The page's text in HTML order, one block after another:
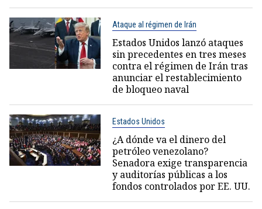
Ataque al régimen de Irán
Estados Unidos lanzó ataques
sin precedentes en tres meses
contra el régimen de Irán tras
anunciar el restablecimiento
de bloqueo naval
Estados Unidos
¿A dónde va el dinero del
petróleo venezolano?
Senadora exige transparencia
y auditorías públicas a los
fondos controlados por EE. UU.